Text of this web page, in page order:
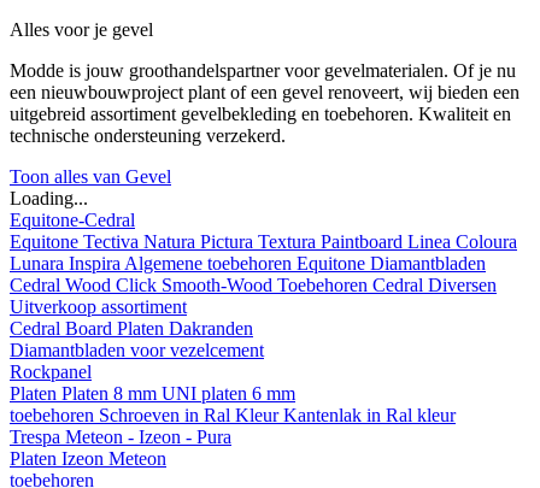
Alles voor je gevel
Modde is jouw groothandelspartner voor gevelmaterialen. Of je nu
een nieuwbouwproject plant of een gevel renoveert, wij bieden een
uitgebreid assortiment gevelbekleding en toebehoren. Kwaliteit en
technische ondersteuning verzekerd.
Toon alles van Gevel
Loading...
Equitone-Cedral
Equitone Tectiva Natura Pictura Textura Paintboard Linea Coloura
Lunara Inspira Algemene toebehoren Equitone Diamantbladen
Cedral Wood Click Smooth-Wood Toebehoren Cedral Diversen
Uitverkoop assortiment
Cedral Board Platen Dakranden
Diamantbladen voor vezelcement
Rockpanel
Platen Platen 8 mm UNI platen 6 mm
toebehoren Schroeven in Ral KleurKantenlak in Ral kleur
Trespa Meteon - Izeon - Pura
Platen Izeon Meteon
toebehoren